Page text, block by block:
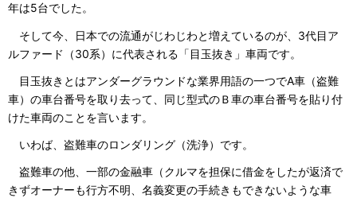
年は5台でした。
そして今、日本での流通がじわじわと増えているのが、3代目ア
ルファード（30系）に代表される「目玉抜き」車両です。
目玉抜きとはアンダーグラウンドな業界用語の一つでA車（盗難
車）の車台番号を取り去って、同じ型式のＢ車の車台番号を貼り付
けた車両のことを言います。
いわば、盗難車のロンダリング（洗浄）です。
盗難車の他、一部の金融車（クルマを担保に借金をしたが返済で
きずオーナーも行方不明、名義変更の手続きもできないような車